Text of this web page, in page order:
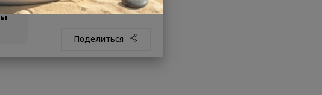
Другие характеристики
Поделиться